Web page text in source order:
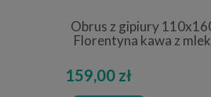
Obrus z gipiury
Florentyna kawa z
159,00 zł